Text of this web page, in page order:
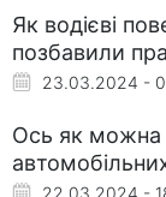
Як водієві
позбавили
23.03.2024 -
Ось як можна
22.03.2024 -